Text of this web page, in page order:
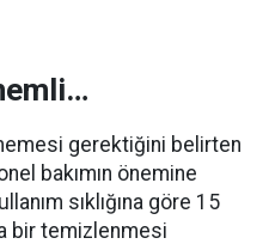
gerektiğini belirten
bakımın önemine
sıklığına göre 15
bir temizlenmesi